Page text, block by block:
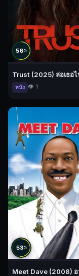
56%
Trust (2025) ล่อเธอไ
หนัง 👁️ 1
53%
Meet Dave (2008)